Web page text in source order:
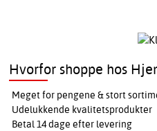
Hvorfor shoppe hos
Meget for pengene & stort
Udelukkende kvalitetsprodukter
Betal 14 dage efter levering